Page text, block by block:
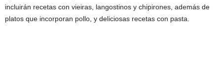
incluirán recetas con vieiras, langostinos y chipirones, además de
platos que incorporan pollo, y deliciosas recetas con pasta.